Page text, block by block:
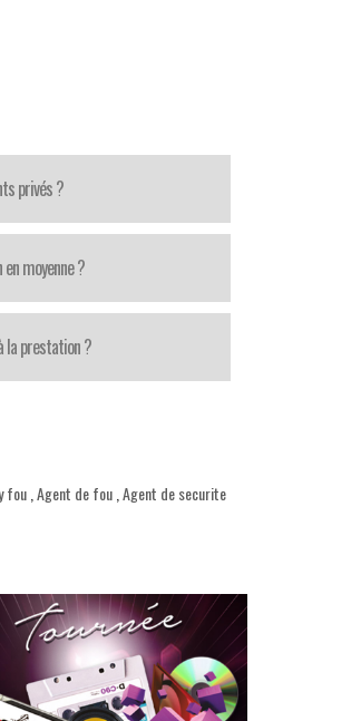
privés ?
moyenne ?
la prestation ?
fou, Agent de fou, Agent de securite